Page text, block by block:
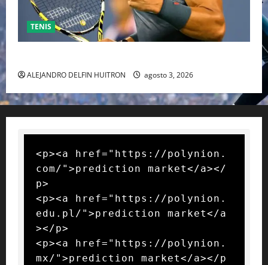
TENIS
ALEJANDRO DELFIN HUITRON agosto 3, 2026
<p><a href="https://polynion.
com/">prediction market</a></
p>
<p><a href="https://polynion.
edu.pl/">prediction market</a
></p>
<p><a href="https://polynion.
mx/">prediction market</a></p